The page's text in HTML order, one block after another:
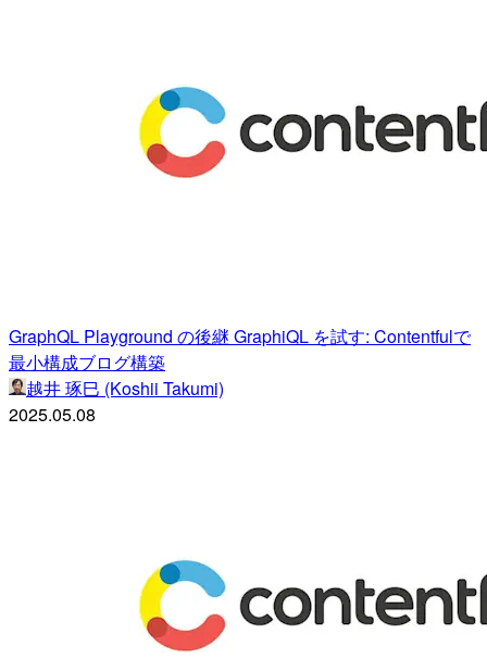
GraphQL Playground の後継 GraphiQL を試す: Contentfulで
最小構成ブログ構築
越井 琢巳 (Koshii Takumi)
2025.05.08